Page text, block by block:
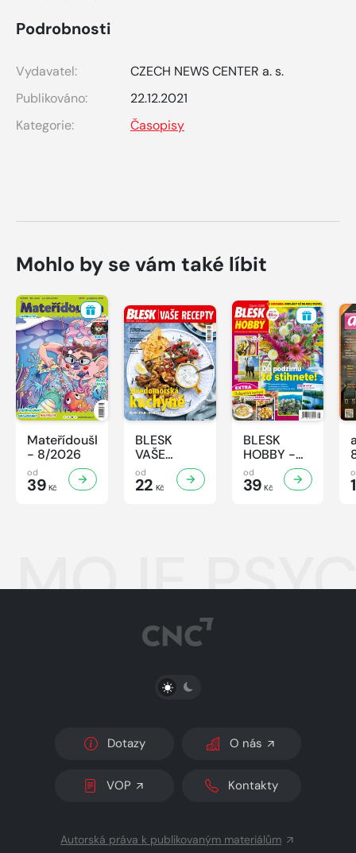
Podrobnosti
Vydavatel:
CZECH NEWS CENTER a. s.
Publikováno:
22.12.2021
Kategorie:
Časopisy
Mohlo by se vám také líbit
Mateřídouška
- 8/2026
od
39 Kč
BLESK
VAŠE
RECEPTY -
8/2026
od
22 Kč
BLESK
HOBBY -
8/2026
od
39 Kč
MOJE
PŘEPNOUT SVĚTLÝ/TMAVÝ REŽIM
Dotazy O nás
VOP Kontakty
Autorská práva k publikovaným materiálům